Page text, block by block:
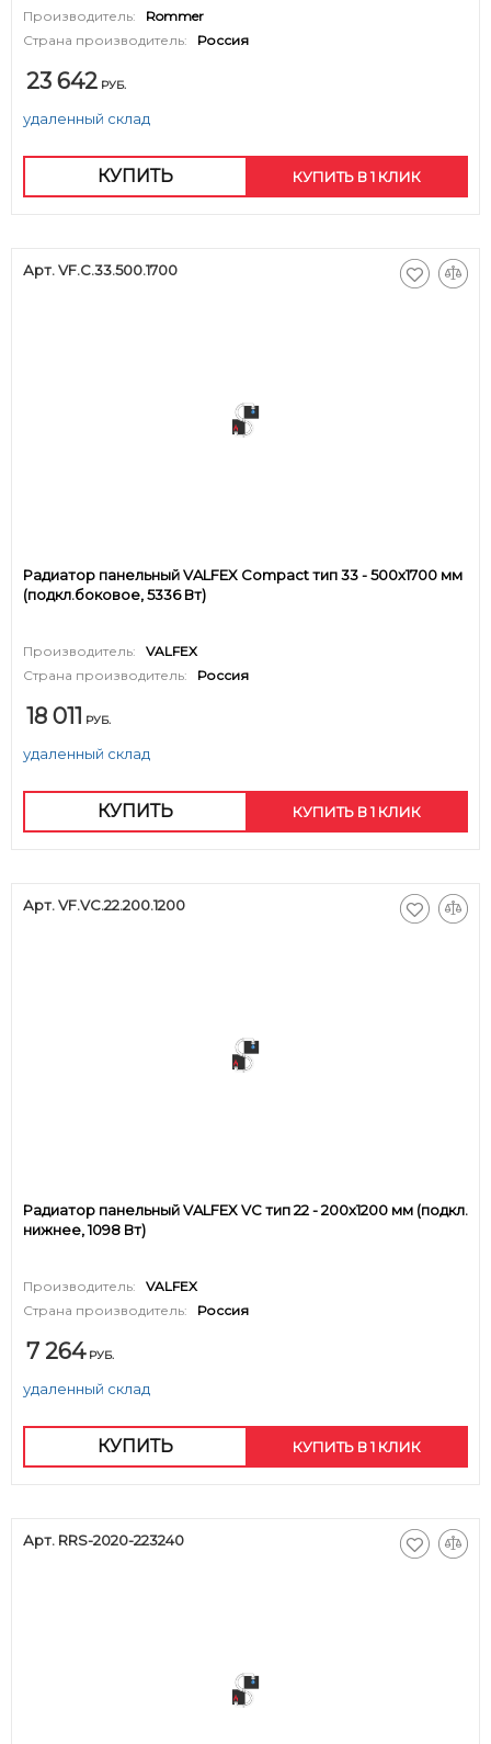
Производитель:
Rommer
Страна производитель:
Россия
23 642 РУБ.
удаленный склад
КУПИТЬ КУПИТЬ В 1 КЛИК
Арт. VF.C.33.500.1700
Радиатор панельный VALFEX Compact тип 33 - 500x1700 мм
(подкл.боковое, 5336 Вт)
Производитель:
VALFEX
Страна производитель:
Россия
18 011 РУБ.
удаленный склад
КУПИТЬ КУПИТЬ В 1 КЛИК
Арт. VF.VC.22.200.1200
Радиатор панельный VALFEX VC тип 22 - 200x1200 мм (подкл.
нижнее, 1098 Вт)
Производитель:
VALFEX
Страна производитель:
Россия
7 264 РУБ.
удаленный склад
КУПИТЬ КУПИТЬ В 1 КЛИК
Арт. RRS-2020-223240